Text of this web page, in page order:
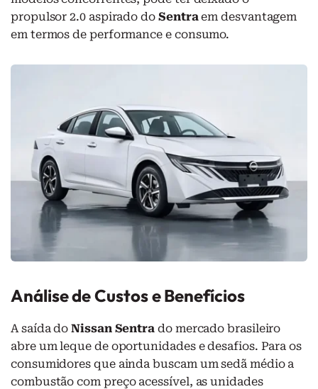
propulsor 2.0 aspirado do Sentraem desvantagem
em termos de performance e consumo.
Análise de Custos e Benefícios
A saída doNissan Sentra do mercado brasileiro
abre um leque de oportunidades e desafios. Para os
consumidores que ainda buscam um sedã médio a
combustão com preço acessível, as unidades